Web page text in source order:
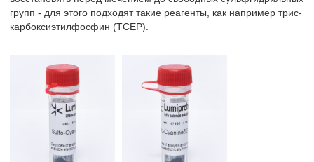
групп - для этого подходят такие реагенты, как например трис-
карбоксиэтилфосфин (TCEP).